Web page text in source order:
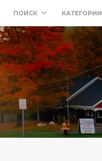
ПОИСК КАТЕГОРИИ